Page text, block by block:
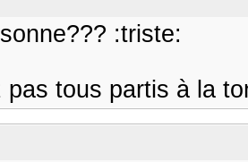
:triste:
pas tous partis à la